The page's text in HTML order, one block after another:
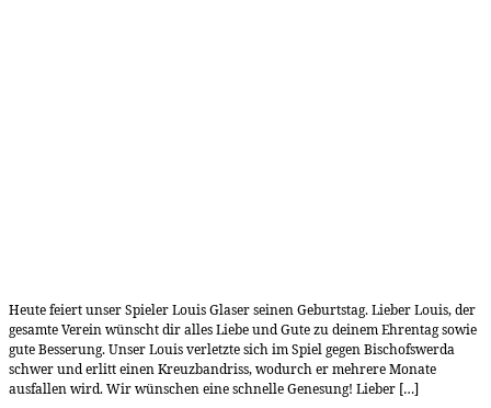
Heute feiert unser Spieler Louis Glaser seinen Geburtstag. Lieber Louis, der
gesamte Verein wünscht dir alles Liebe und Gute zu deinem Ehrentag sowie
gute Besserung. Unser Louis verletzte sich im Spiel gegen Bischofswerda
schwer und erlitt einen Kreuzbandriss, wodurch er mehrere Monate
ausfallen wird. Wir wünschen eine schnelle Genesung! Lieber […]